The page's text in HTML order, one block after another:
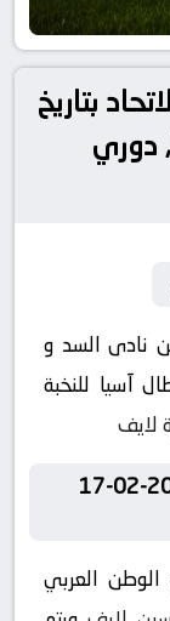
بتاريخ
دوري
02-17 كلا من نادى السد و
آسيا للنخبة
لايف
العربي